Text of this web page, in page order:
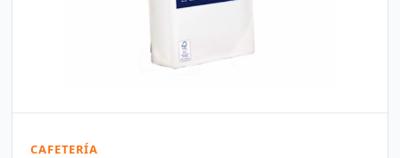
CAFETERÍA